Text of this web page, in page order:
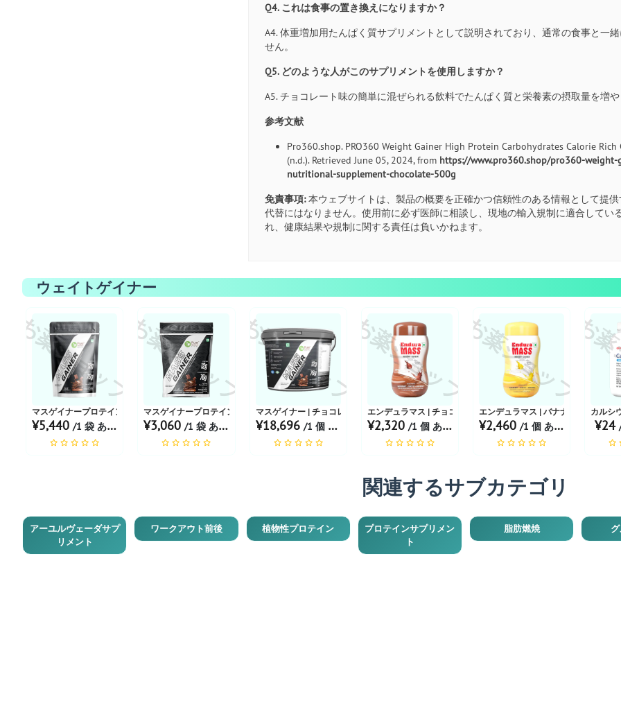
Q4. これは食事の置き換えになりますか？
A4. 体重増加用たんぱく質サプリメントとして説明されており、通常の食事と一
せん。
Q5. どのような人がこのサプリメントを使用しますか？
A5. チョコレート味の簡単に混ぜられる飲料でたんぱく質と栄養素の摂取量を増
参考文献
Pro360.shop. PRO360 Weight Gainer High Protein Carbohydrates Calorie
(n.d.). Retrieved June 05, 2024, from https://www.pro360.shop/pro360-
nutritional-supplement-chocolate-500g
免責事項:本ウェブサイトは、製品の概要を正確かつ信頼性のある情報として提
代替にはなりません。使用前に必ず医師に相談し、現地の輸入規制に適合して
れ、健康結果や規制に関する責任は負いかねます。
ウェイトゲイナー
お薬ショップ
マスゲイナープロテイン | チョコレート風味 1kg
¥5,440 /1 袋 あたり
お薬ショップ
マスゲイナープロテイン | チョコレート風味 500g
¥3,060/1 袋 あたり
お薬ショップ
マスゲイナー | チョコレート風味 5kg
¥18,696 /1 個 あたり
お薬ショップ
エンデュラマス | チョコレート風味 500g
¥2,320 /1 個 あたり
お薬ショップ
エンデュラマス | バナナ風味 500g
¥2,460 /1 個 あたり
お
カルシ
¥24
関連するサブカテゴリ
アーユルヴェーダサプ
リメント
ワークアウト前後 植物性プロテイン
プロテインサプリメン
ト
脂肪燃焼